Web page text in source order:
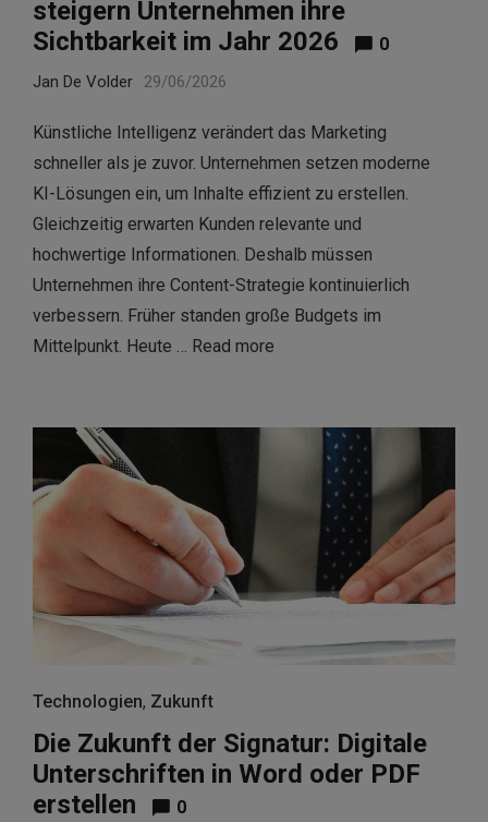
steigern Unternehmen ihre
Sichtbarkeit im Jahr 2026
0
Jan De Volder 29/06/2026
Künstliche Intelligenz verändert das Marketing
schneller als je zuvor. Unternehmen setzen moderne
KI-Lösungen ein, um Inhalte effizient zu erstellen.
Gleichzeitig erwarten Kunden relevante und
hochwertige Informationen. Deshalb müssen
Unternehmen ihre Content-Strategie kontinuierlich
verbessern. Früher standen große Budgets im
Mittelpunkt. Heute … Read more
Technologien, Zukunft
Die Zukunft der Signatur: Digitale
Unterschriften in Word oder PDF
erstellen
0